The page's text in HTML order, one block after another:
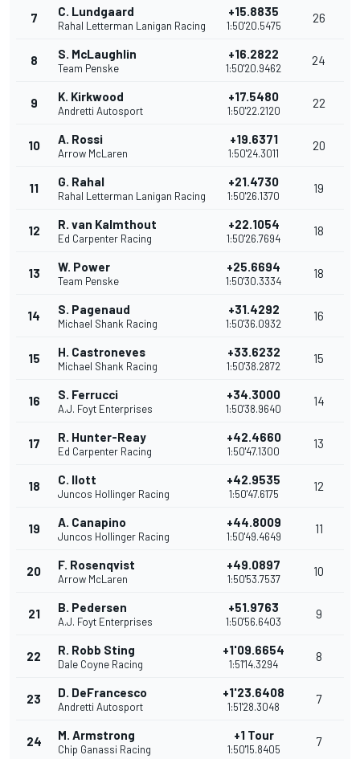
7 C. Lundgaard
Rahal Letterman Lanigan Racing
+15.8835
1:50'20.5475
26
8 S. McLaughlin
Team Penske
+16.2822
1:50'20.9462
24
9 K. Kirkwood
Andretti Autosport
+17.5480
1:50'22.2120
22
10 A. Rossi
Arrow McLaren
+19.6371
1:50'24.3011
20
11 G. Rahal
Rahal Letterman Lanigan Racing
+21.4730
1:50'26.1370
19
12 R. van Kalmthout
Ed Carpenter Racing
+22.1054
1:50'26.7694
18
13 W. Power
Team Penske
+25.6694
1:50'30.3334
18
14 S. Pagenaud
Michael Shank Racing
+31.4292
1:50'36.0932
16
15 H. Castroneves
Michael Shank Racing
+33.6232
1:50'38.2872
15
16 S. Ferrucci
A.J. Foyt Enterprises
+34.3000
1:50'38.9640
14
17 R. Hunter-Reay
Ed Carpenter Racing
+42.4660
1:50'47.1300
13
18 C. Ilott
Juncos Hollinger Racing
+42.9535
1:50'47.6175
12
19 A. Canapino
Juncos Hollinger Racing
+44.8009
1:50'49.4649
11
20 F. Rosenqvist
Arrow McLaren
+49.0897
1:50'53.7537
10
21 B. Pedersen
A.J. Foyt Enterprises
+51.9763
1:50'56.6403
9
22 R. Robb Sting
Dale Coyne Racing
+1'09.6654
1:51'14.3294
8
23 D. DeFrancesco
Andretti Autosport
+1'23.6408
1:51'28.3048
7
24 M. Armstrong
Chip Ganassi Racing
+1 Tour
1:50'15.8405
7